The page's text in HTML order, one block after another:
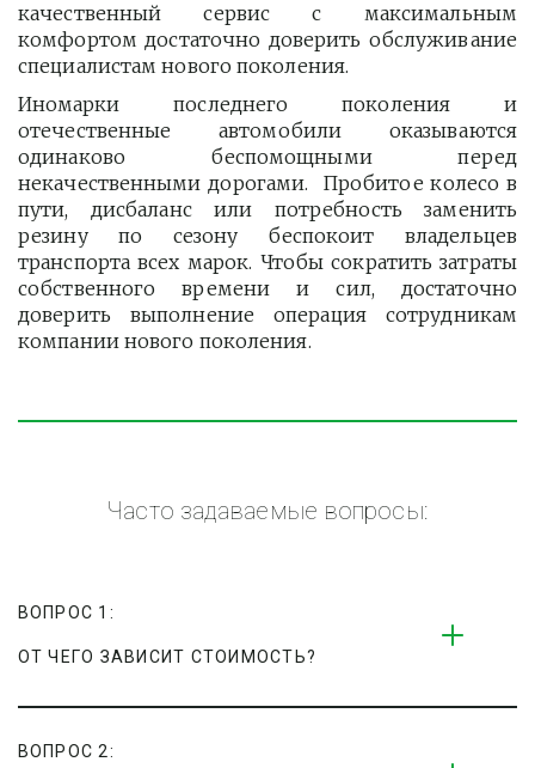
качественный сервис с максимальным
комфортом достаточно доверить обслуживание
специалистам нового поколения.
Иномарки последнего поколения и
отечественные автомобили оказываются
одинаково беспомощными перед
некачественными дорогами. Пробитое колесо в
пути, дисбаланс или потребность заменить
резину по сезону беспокоит владельцев
транспорта всех марок. Чтобы сократить затраты
собственного времени и сил, достаточно
доверить выполнение операция сотрудникам
компании нового поколения.
Часто задаваемые вопросы:
ВОПРОС 1:
ОТ ЧЕГО ЗАВИСИТ СТОИМОСТЬ?
ВОПРОС 2: